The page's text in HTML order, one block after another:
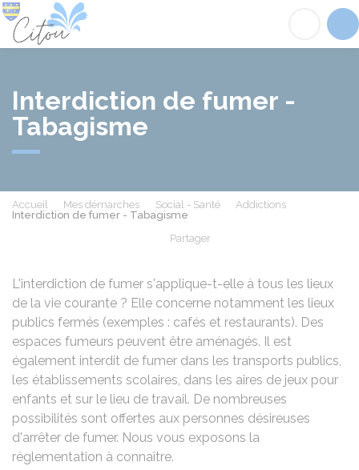
Interdiction de fumer -
Tabagisme
Accueil Mes démarches Social - Santé
Addictions
Interdiction de fumer - Tabagisme
Partager
L'interdiction de fumer s'applique-t-elle à tous les lieux
de la vie courante ? Elle concerne notamment les lieux
publics fermés (exemples : cafés et restaurants). Des
espaces fumeurs peuvent être aménagés. Il est
également interdit de fumer dans les transports publics,
les établissements scolaires, dans les aires de jeux pour
enfants et sur le lieu de travail. De nombreuses
possibilités sont offertes aux personnes désireuses
d'arrêter de fumer. Nous vous exposons la
réglementation à connaître.